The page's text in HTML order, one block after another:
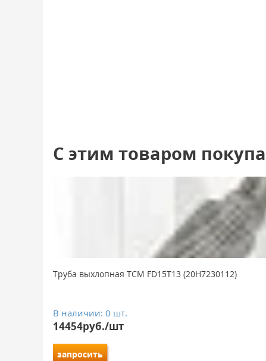
С этим товаром
Труба выхлопная TCM FD15T13 (20H7230112)
В наличии: 0 шт.
14454руб./шт
запросить